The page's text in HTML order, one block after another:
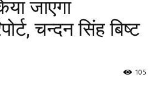
जाएगा
चन्दन सिंह बिष्ट
105